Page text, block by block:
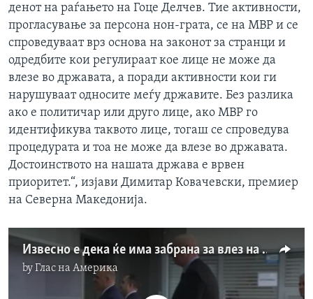
денот на раѓањето на Гоце Делчев. Тие активности,
прогласување за персона нон-грата, се на МВР и се
спроведуваат врз основа на законот за странци и
одредбите кои регулираат кое лице не може да
влезе во државата, а поради активности кои ги
нарушуваат односите меѓу државите. Без разлика
ако е политичар или друго лице, ако МВР го
идентификува таквото лице, тогаш се спроведува
процедурата и тоа не може да влезе во државата.
Достоинството на нашата држава е врвен
приоритет.“, изјави Димитар Ковачевски, премиер
на Северна Македонија.
Извесно е дека ќе има забрана за влез на бугарски радикали во Северна Македонија
byГлас на Америка